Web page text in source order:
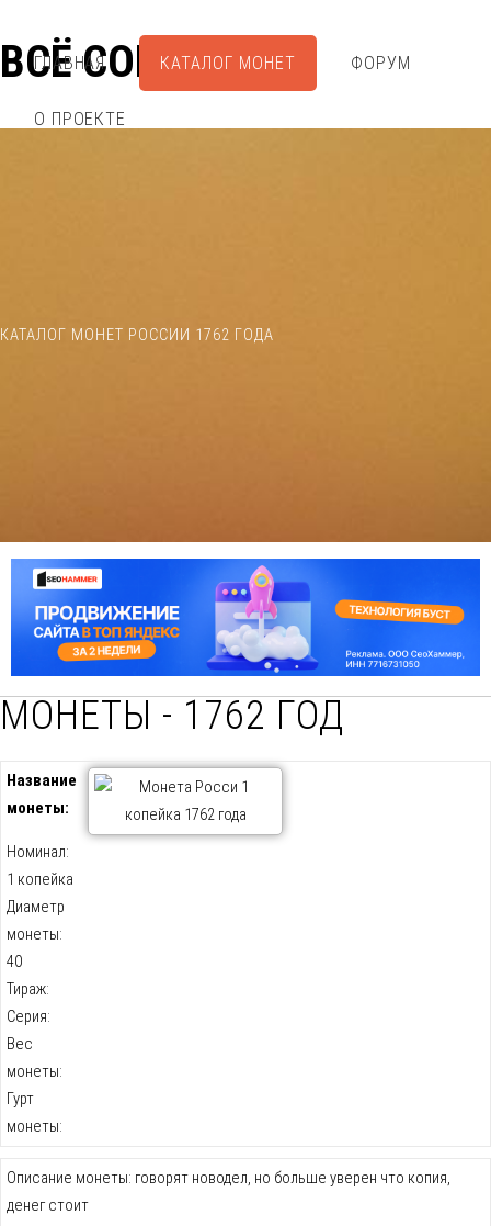
ВСЁ СОБРАЛ
ГЛАВНАЯ КАТАЛОГ МОНЕТ ФОРУМ
О ПРОЕКТЕ
КАТАЛОГ МОНЕТ РОССИИ 1762 ГОДА
МОНЕТЫ - 1762 ГОД
Название
монеты:
Номинал:
1 копейка
Диаметр
монеты:
40
Тираж:
Серия:
Вес
монеты:
Гурт
монеты:
Описание монеты: говорят новодел, но больше уверен что копия,
денег стоит